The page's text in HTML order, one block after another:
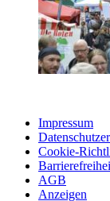
Impressum
Cookie-
AGB
Anzeigen